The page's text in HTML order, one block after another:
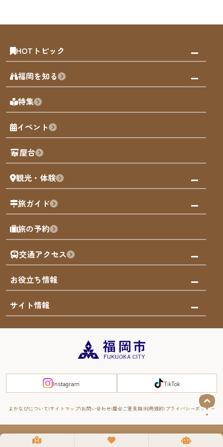
HOTトピック
みんなの旅行記
天神エリア
博多旧市街
福岡城
歴史・文化
福岡を知る
福岡の見どころ
福岡の魅力
観光カレンダー
観光PR動画
まち歩き
福岡グルメ
福岡を楽しむ
福岡のアート
福岡のナイトタイム
福岡の歴史・文化
サステナブルツーリズム
福岡検定
よかなび音声ガイド
FUKUOKA EAST&WEST COAST
周遊する
特集
イベント
屋台
観光・体験
観る・遊ぶ
屋台
買う
体験
泊まる
旅ガイド
モデルコース
AIおまかせコース
オリジナルプラン
みんなの旅行記
旅の予約
交通アクセス
市内交通ガイド
お得なチケット
お役立ち情報
お知らせ
災害情報
サイト情報
まち歩き・体験プログラム掲載申込
Instagram TikTok
よかなびについて サイトマップ お問い合わせ 屋台ご意見箱 利用規約 プライバシーポリシー
© 2008-2025 YOKANAVI All Rights Reserved.